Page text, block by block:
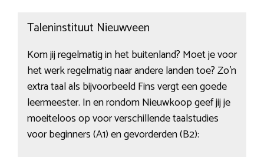
Taleninstituut Nieuwveen
Kom jij regelmatig in het buitenland? Moet je voor
het werk regelmatig naar andere landen toe? Zo’n
extra taal als bijvoorbeeld Fins vergt een goede
leermeester. In en rondom Nieuwkoop geef jij je
moeiteloos op voor verschillende taalstudies
voor beginners (A1) en gevorderden (B2):